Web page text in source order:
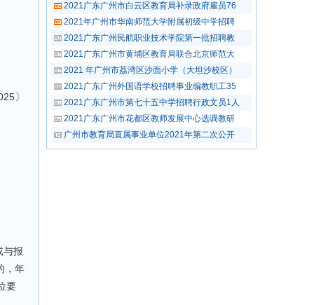
〕
与报
，年
要
2021广东广州市白云区教育局补录政府雇员76
2021年广州市华南师范大学附属初级中学招聘
2021广东广州民航职业技术学院第一批招聘教
2021广东广州市黄埔区教育局联合北京师范大
2021 年广州市荔湾区沙面小学（大坦沙校区）
2021广东广州外国语学校招聘事业编教职工35
2021广东广州市第七十五中学招聘行政文员1人
2021广东广州市花都区教师发展中心选调教研
广州市教育局直属事业单位2021年第二次公开